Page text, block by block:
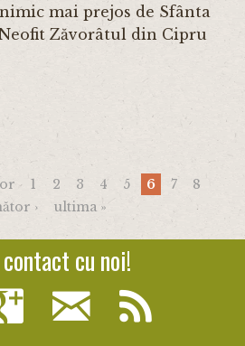
mai prejos de Sfânta
Zăvorâtul din Cipru
1 2 3 4 5 6 7
8
›
ultima »
cu noi!